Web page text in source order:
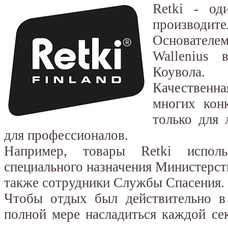
Retki -
Wallenius
Коувола.
многих
только для
для профессионалов.
Например, товары Retki
специального назначения
также сотрудники Службы Спасения.
Чтобы отдых был действительно
полной мере насладиться каждой